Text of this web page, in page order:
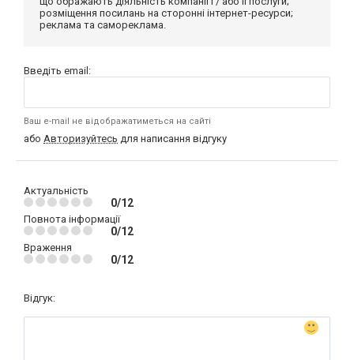
розміщення посилань на сторонні інтернет-ресурси;
реклама та самореклама.
Введіть email:
Ваш e-mail не відображатиметься на сайті
або Авторизуйтесь для написання відгуку
Актуальність
0/12
Повнота інформації
0/12
Враження
0/12
Відгук: